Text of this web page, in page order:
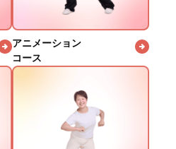
アニメーション
コース